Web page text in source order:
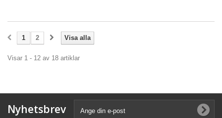
Visa alla
1 2
Visar 1 - 12 av 18 artiklar
Nyhetsbrev